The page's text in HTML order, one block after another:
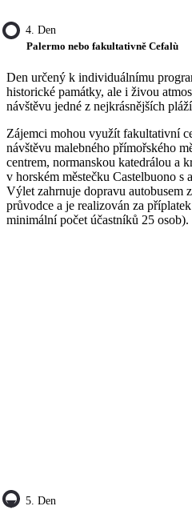
4. Den
Palermo nebo fakultativně Cefalù
Den určený k individuálnímu
historické památky, ale i živou
návštěvu jedné z nejkrásnějších
Zájemci mohou využít fakultativní
návštěvu malebného přímořského
centrem, normanskou katedrálou a
v horském městečku Castelbuono s
Výlet zahrnuje dopravu autobusem
průvodce a je realizován za
minimální počet účastníků 25 osob).
5. Den